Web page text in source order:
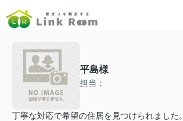
平島様
担当：
丁寧な対応で希望の住居を見つけられました。